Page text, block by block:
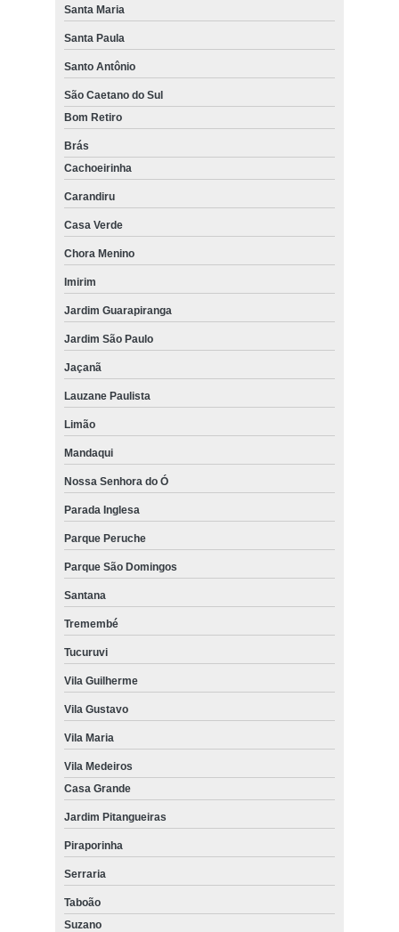
Santa Maria
Santa Paula
Santo Antônio
São Caetano do Sul
Bom Retiro
Brás
Cachoeirinha
Carandiru
Casa Verde
Chora Menino
Imirim
Jardim Guarapiranga
Jardim São Paulo
Jaçanã
Lauzane Paulista
Limão
Mandaqui
Nossa Senhora do Ó
Parada Inglesa
Parque Peruche
Parque São Domingos
Santana
Tremembé
Tucuruvi
Vila Guilherme
Vila Gustavo
Vila Maria
Vila Medeiros
Casa Grande
Jardim Pitangueiras
Piraporinha
Serraria
Taboão
Suzano